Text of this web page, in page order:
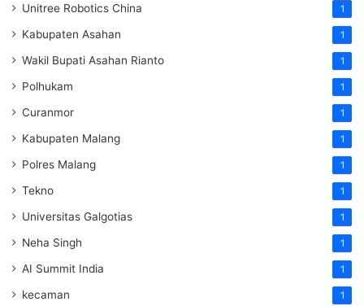
Unitree Robotics China 1
Kabupaten Asahan 1
Wakil Bupati Asahan Rianto 1
Polhukam 1
Curanmor 1
Kabupaten Malang 1
Polres Malang 1
Tekno 1
Universitas Galgotias 1
Neha Singh 1
AI Summit India 1
kecaman 1